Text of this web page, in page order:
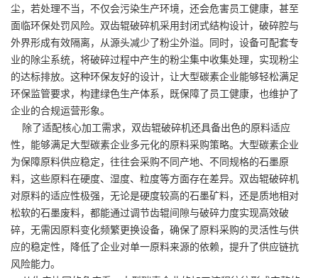
尘，若处理不当，不仅会污染生产环境，还会危害员工健康，甚至
面临环保处罚风险。双齿辊破碎机采用封闭式结构设计，破碎腔与
外界形成有效隔离，从源头减少了粉尘外溢。同时，设备可配套专
业的除尘系统，将破碎过程中产生的粉尘集中收集处理，实现粉尘
的达标排放。这种环保友好的设计，让大型碳素企业能够轻松满足
环保监管要求，构建绿色生产体系，既保障了员工健康，也维护了
企业的合规运营形象。
除了适配核心加工需求，双齿辊破碎机还具备出色的原料适应
性，能够满足大型碳素企业多元化的原料采购策略。大型碳素企业
为保障原料供应稳定，往往会采购不同产地、不同规格的石墨原
料，这些原料在硬度、湿度、粒度等方面存在差异。双齿辊破碎机
对原料的适应性极强，无论是硬度较高的石墨矿料，还是质地相对
松软的石墨废料，都能通过调节齿辊间隙与破碎力度实现高效破
碎，无需因原料变化频繁更换设备，确保了原料采购的灵活性与供
应的稳定性，降低了企业对单一原料来源的依赖，提升了供应链抗
风险能力。